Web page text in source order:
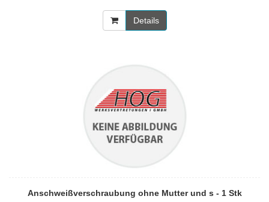
Details
Anschweißverschraubung ohne Mutter und s - 1 Stk